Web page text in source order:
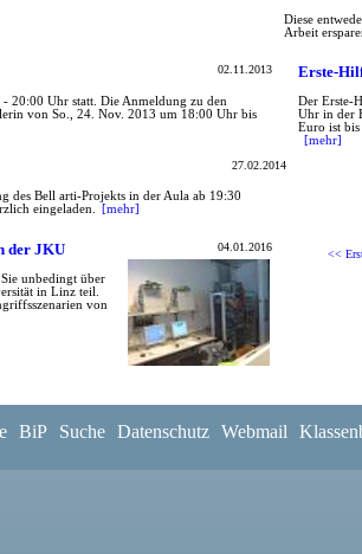
Diese
Arbeit
Erste-
Der Erste-
Uhr in der
Euro ist bis
[mehr]
02.11.2013
20:00 Uhr statt. Die Anmeldung zu den
von So., 24. Nov. 2013 um 18:00 Uhr bis
27.02.2014
des Bell arti-Projekts in der Aula ab 19:30
eingeladen.
[mehr]
04.01.2016
der JKU
unbedingt über
in Linz teil.
von
<<
BiP Suche Datenschutz Webmail